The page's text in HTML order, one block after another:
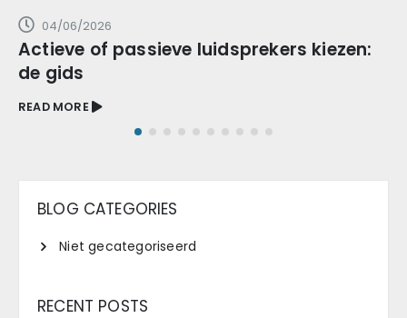
04/06/2026
Actieve of passieve luidsprekers kiezen:
de gids
READ MORE
BLOG CATEGORIES
Niet gecategoriseerd
RECENT POSTS